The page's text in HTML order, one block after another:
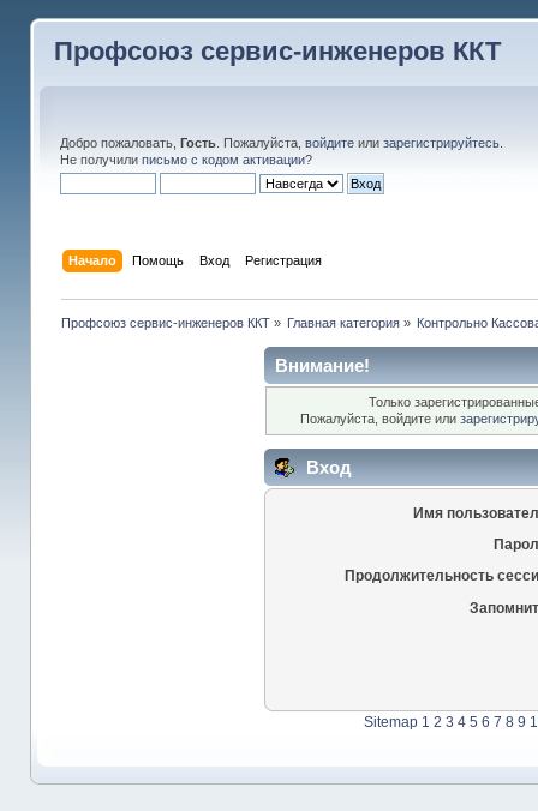
Профсоюз сервис-инженеров ККТ
Добро пожаловать, Гость. Пожалуйста, войдитеили зарегистрируйтесь.
Не получили письмо с кодом активации?
Начало Помощь Вход Регистрация
Профсоюз сервис-инженеров ККТ» Главная категория » Контрольно
Внимание!
Только
Пожалуйста, войдите или
Вход
Имя
Продолжительность
Sitemap 1 2 3 4 5 6 7 8 9